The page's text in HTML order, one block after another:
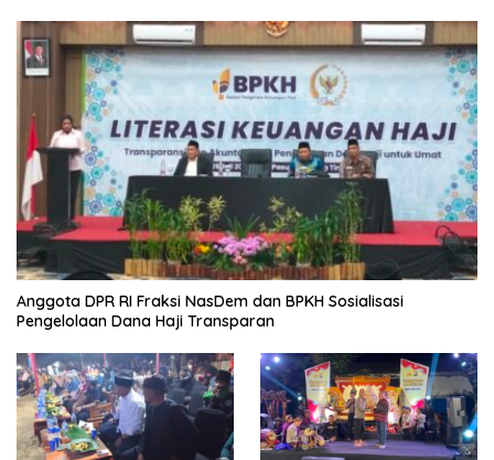
Anggota DPR RI Fraksi NasDem dan BPKH Sosialisasi
Pengelolaan Dana Haji Transparan